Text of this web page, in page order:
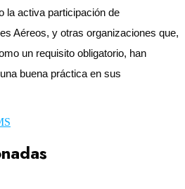
la activa participación de
Aéreos, y otras organizaciones que,
un requisito obligatorio, han
buena práctica en sus